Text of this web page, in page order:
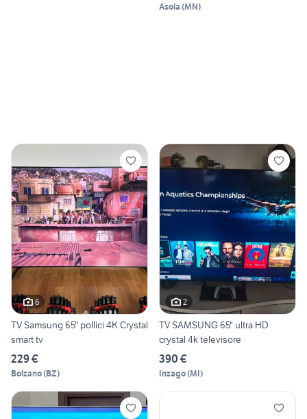
Asola (MN)
6
TV Samsung 65" pollici 4K Crystal
smart tv
229 €
Bolzano(BZ)
2
TV SAMSUNG 65" ultra HD
crystal 4k televisore
390 €
Inzago(MI)